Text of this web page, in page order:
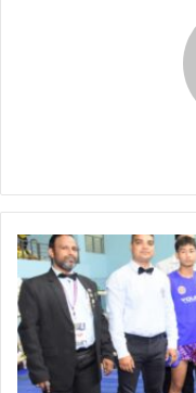
उत्तराखंड
बना
खेल
आयोजनों
का
केंद्र
: